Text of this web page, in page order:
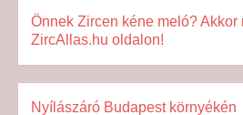
Önnek Zircen kéne meló? Akkor
ZircAllas.hu oldalon!
Nyílászáró Budapest környékén